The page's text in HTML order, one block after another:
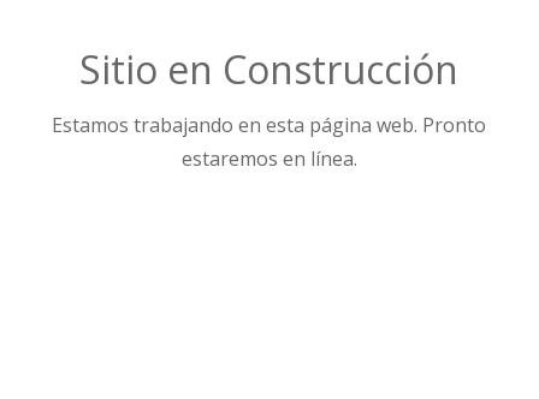
Sitio en Construcción
Estamos trabajando en esta página web. Pronto
estaremos en línea.